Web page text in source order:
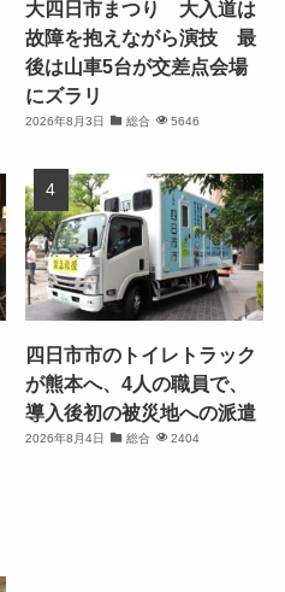
大四日市まつり 大入道は
故障を抱えながら演技 最
後は山車5台が交差点会場
にズラリ
2026年8月3日 総合 5646
四日市市のトイレトラック
が熊本へ、4人の職員で、
導入後初の被災地への派遣
2026年8月4日 総合 2404